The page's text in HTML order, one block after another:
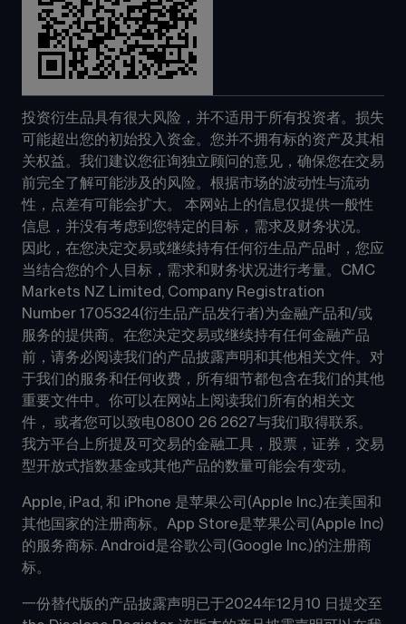
投资衍生品具有很大风险，并不适用于所有投资者。损失
可能超出您的初始投入资金。您并不拥有标的资产及其相
关权益。我们建议您征询独立顾问的意见，确保您在交易
前完全了解可能涉及的风险。根据市场的波动性与流动
性，点差有可能会扩大。 本网站上的信息仅提供一般性
信息，并没有考虑到您特定的目标，需求及财务状况。
因此，在您决定交易或继续持有任何衍生品产品时，您应
当结合您的个人目标，需求和财务状况进行考量。CMC
Markets NZ Limited, Company Registration
Number 1705324(衍生品产品发行者)为金融产品和/或
服务的提供商。在您决定交易或继续持有任何金融产品
前，请务必阅读我们的产品披露声明和其他相关文件。对
于我们的服务和任何收费，所有细节都包含在我们的其他
重要文件中。你可以在网站上阅读我们所有的相关文
件， 或者您可以致电0800 26 2627与我们取得联系。
我方平台上所提及可交易的金融工具，股票，证券，交易
型开放式指数基金或其他产品的数量可能会有变动。
Apple, iPad, 和 iPhone 是苹果公司(Apple Inc.)在美国和
其他国家的注册商标。App Store是苹果公司(Apple Inc)
的服务商标. Android是谷歌公司(Google Inc.)的注册商
标。
一份替代版的产品披露声明已于2024年12月10 日提交至